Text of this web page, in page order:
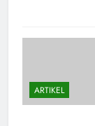
ARTIKEL